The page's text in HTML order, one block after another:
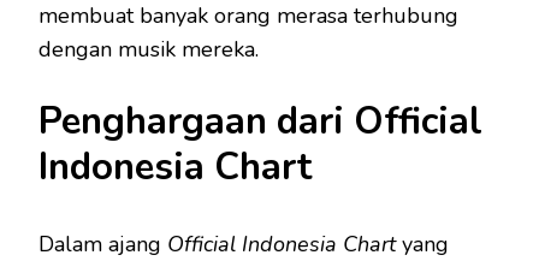
membuat banyak orang merasa terhubung
dengan musik mereka.
Penghargaan dari Official
Indonesia Chart
Dalam ajang Official Indonesia Chartyang